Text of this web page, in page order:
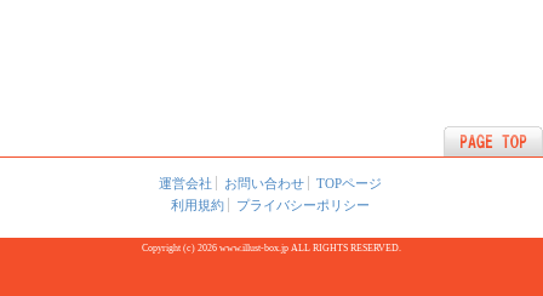
運営会社 お問い合わせ
TOPページ
利用規約
プライバシーポリシー
Copyright (c) 2026 www.illust-box.jp ALL RIGHTS RESERVED.